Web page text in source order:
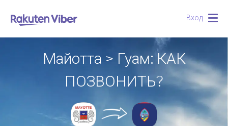
Вход
Майотта > Гуам: КАК
ПОЗВОНИТЬ?